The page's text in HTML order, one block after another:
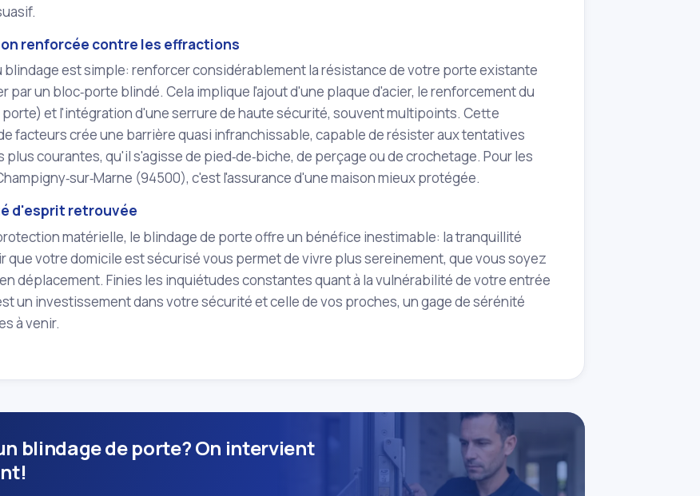
renforcée contre les effractions
blindage est simple: renforcer considérablement la résistance de votre porte existante
par un bloc‑porte blindé. Cela implique l'ajout d'une plaque d'acier, le renforcement du
et l'intégration d'une serrure de haute sécurité, souvent multipoints. Cette
facteurs crée une barrière quasi infranchissable, capable de résister aux tentatives
plus courantes, qu'il s'agisse de pied‑de‑biche, de perçage ou de crochetage. Pour les
(94500), c'est l'assurance d'une maison mieux protégée.
d'esprit retrouvée
matérielle, le blindage de porte offre un bénéfice inestimable: la tranquillité
que votre domicile est sécurisé vous permet de vivre plus sereinement, que vous soyez
déplacement. Finies les inquiétudes constantes quant à la vulnérabilité de votre entrée
un investissement dans votre sécurité et celle de vos proches, un gage de sérénité
à venir.
blindage de porte? On intervient